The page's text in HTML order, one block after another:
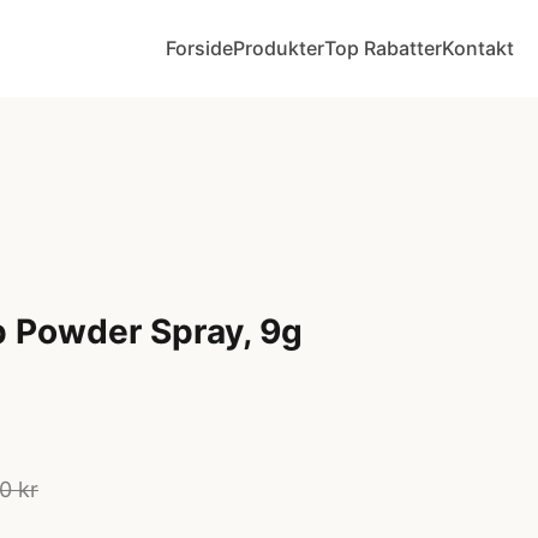
ForsideProdukterTop RabatterKontakt
Powder Spray, 9g
kr